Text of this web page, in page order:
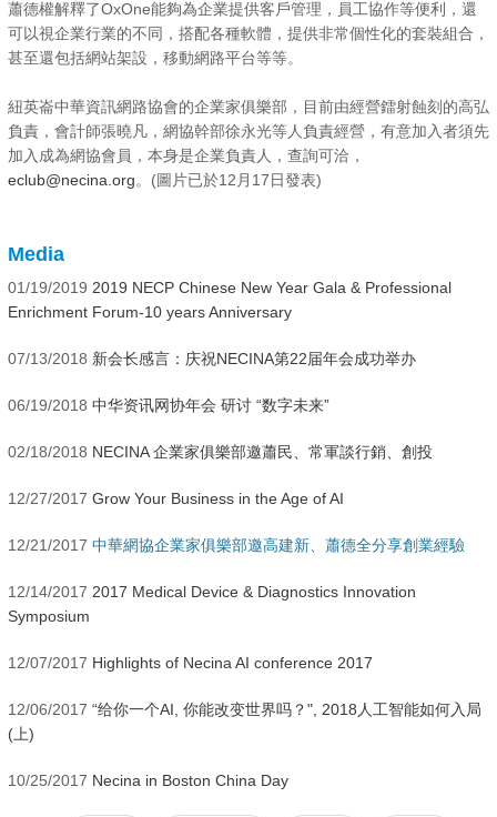
蕭德權解釋了OxOne能夠為企業提供客戶管理，員工協作等便利，還
可以視企業行業的不同，搭配各種軟體，提供非常個性化的套裝組合，
甚至還包括網站架設，移動網路平台等等。
紐英崙中華資訊網路協會的企業家俱樂部，目前由經營鐳射蝕刻的高弘
負責，會計師張曉凡，網協幹部徐永光等人負責經營，有意加入者須先
加入成為網協會員，本身是企業負責人，查詢可洽，
eclub@necina.org。(圖片已於12月17日發表)
Media
01/19/2019 2019 NECP Chinese New Year Gala & Professional
Enrichment Forum-10 years Anniversary
07/13/2018 新会长感言：庆祝NECINA第22届年会成功举办
06/19/2018 中华资讯网协年会 研讨 “数字未来”
02/18/2018 NECINA 企業家俱樂部邀蕭民、常軍談行銷、創投
12/27/2017 Grow Your Business in the Age of AI
12/21/2017 中華網協企業家俱樂部邀高建新、蕭德全分享創業經驗
12/14/2017 2017 Medical Device & Diagnostics Innovation
Symposium
12/07/2017 Highlights of Necina AI conference 2017
12/06/2017 “给你一个AI, 你能改变世界吗？", 2018人工智能如何入局
(上)
10/25/2017 Necina in Boston China Day